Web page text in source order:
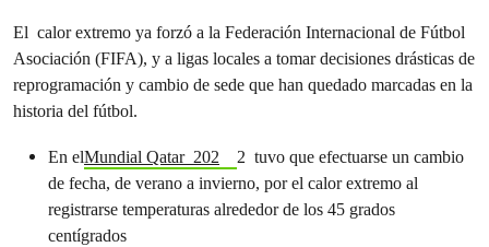
El calor extremo ya forzó a la Federación Internacional de Fútbol
Asociación (FIFA), y a ligas locales a tomar decisiones drásticas de
reprogramación y cambio de sede que han quedado marcadas en la
historia del fútbol.
En elMundial Qatar 202
2 tuvo que efectuarse un cambio
de fecha, de verano a invierno, por el calor extremo al
registrarse temperaturas alrededor de los 45 grados
centígrados